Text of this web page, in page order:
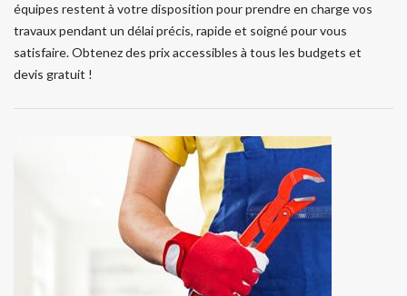
équipes restent à votre disposition pour prendre en charge vos
travaux pendant un délai précis, rapide et soigné pour vous
satisfaire. Obtenez des prix accessibles à tous les budgets et
devis gratuit !